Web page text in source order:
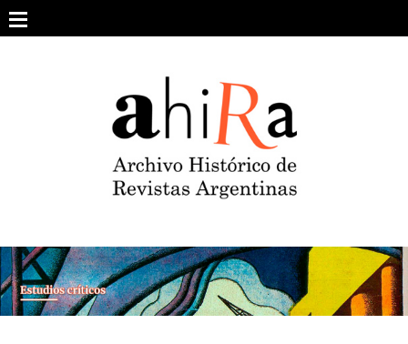
content
ARCHIVO DE REVISTAS
ESTUDIOS CRÍTICOS
INTEGRANTES